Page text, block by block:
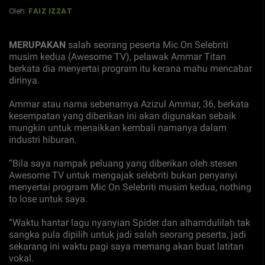
Oleh: FAIZ IZZAT
MERUPAKAN salah seorang peserta Mic On Selebriti
musim kedua (Awesome TV), pelawak Ammar Titan
berkata dia menyertai program itu kerana mahu mencabar
dirinya.
Ammar atau nama sebenarnya Azizul Ammar, 36, berkata
kesempatan yang diberikan ini akan digunakan sebaik
mungkin untuk menaikkan kembali namanya dalam
industri hiburan.
“Bila saya nampak peluang yang diberikan oleh stesen
Awesome TV untuk mengajak selebriti bukan penyanyi
menyertai program Mic On Selebriti musim kedua, nothing
to lose untuk saya.
“Waktu hantar lagu nyanyian Spider dan alhamdulilah tak
sangka pula dipilih untuk jadi salah seorang peserta, jadi
sekarang ini waktu pagi saya memang akan buat latitan
vokal.